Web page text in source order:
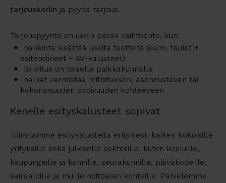
tarjouskoriin ja pyydä tarjous.
Tarjouspyyntö on usein paras vaihtoehto, kun:
hankinta sisältää useita tuotteita (esim. taulut +
esitetelineet + AV-kalusteet)
toimitus on toiselle paikkakunnalle
haluat varmistaa mitoituksen, asennustavan tai
kokonaisuuden sopivuuden kohteeseen
Kenelle esityskalusteet sopivat
Toimitamme esitykalusteita erityisesti kaiken kokoisille
yrityksille sekä julkiselle sektorille, kuten kouluille,
kaupungeille ja kunnille, seurakunnille, päiväkodeille,
sairaaloille ja muille hoitoalan kohteille. Palvelemme